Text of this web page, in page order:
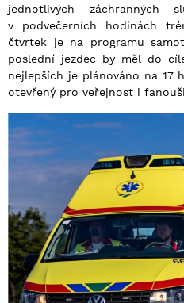
jednotlivých záchranných
v podvečerních hodinách
čtvrtek je na programu
poslední jezdec by měl do
nejlepších je plánováno na 17
otevřený pro veřejnost i